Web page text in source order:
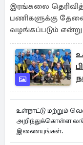
இரங்கலை
பணிகளுக்கு
வழங்கப்படும் என்று
உள்நாட்டு மற்றும்
அறிந்துக்கொள்ள
இணையுங்கள்.